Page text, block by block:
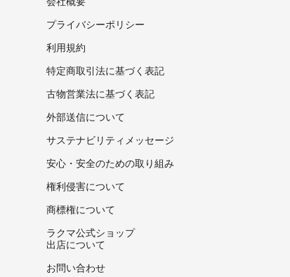
プライバシーポリシー
利用規約
特定商取引法に基づく表記
古物営業法に基づく表記
外部送信について
サステナビリティメッセージ
安心・安全のための取り組み
権利侵害について
商標権について
ラクマ公式ショップ
出店について
お問い合わせ